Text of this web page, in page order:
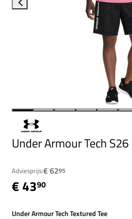
Under Armour Tech
Adviesprijs:€ 6295
€ 4390
Under Armour Tech Textured Tee